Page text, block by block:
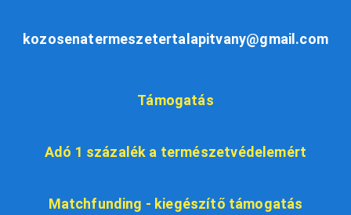
kozosenatermeszetertalapitvany@gmail.com
Támogatás
Adó 1 százalék a természetvédelemért
Matchfunding - kiegészítő támogatás